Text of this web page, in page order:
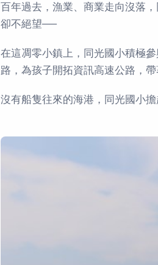
百年過去，漁業、商業走向沒落
卻不絕望──
在這凋零小鎮上，同光國小積極
路，為孩子開拓資訊高速公路，
沒有船隻往來的海港，同光國小